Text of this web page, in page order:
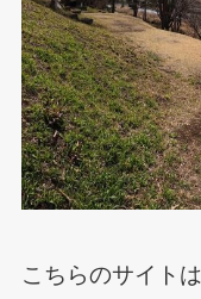
こちらのサイト